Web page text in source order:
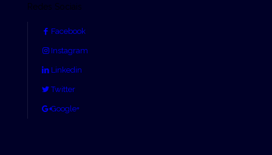
Redes Sociais
Facebook
Instagram
Linkedin
Twitter
Google+